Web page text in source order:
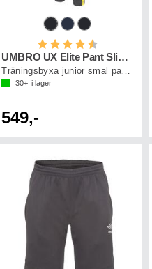
Betyg:
UMBRO UX Elite Pant Slim J
Träningsbyxa junior smal passform
30+ i lager
549,-